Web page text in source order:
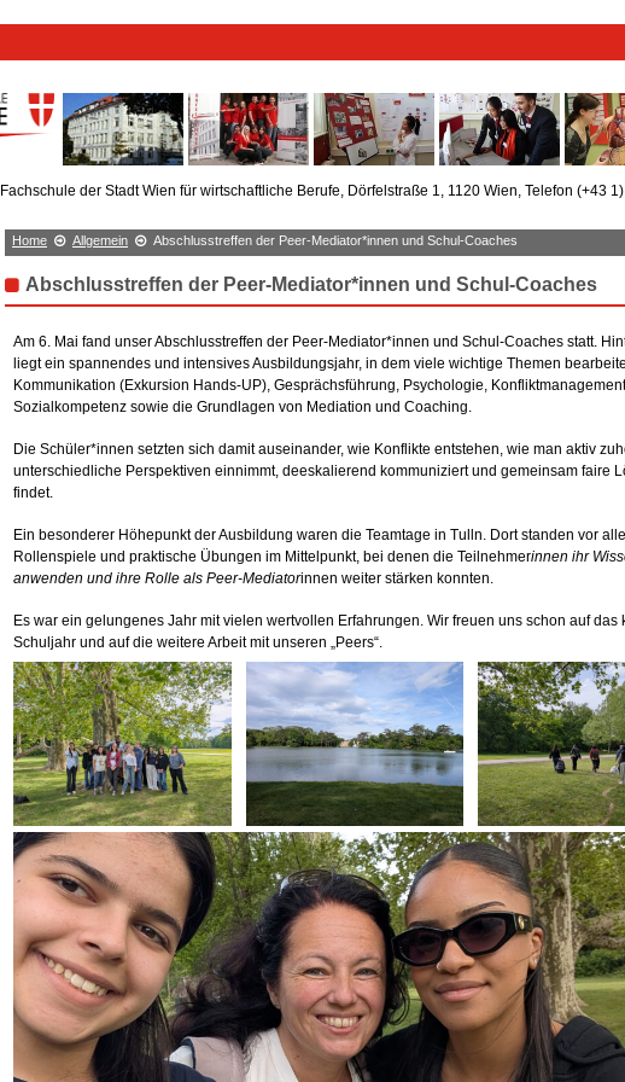
Fachschule der Stadt Wien für wirtschaftliche Berufe, Dörfelstraße 1, 1120 Wien, Telefon (+43
Home Allgemein Abschlusstreffen der Peer-Mediator*innen und Schul-Coaches
Abschlusstreffen der Peer-Mediator*innen und Schul-Coaches
Am 6. Mai fand unser Abschlusstreffen der Peer-Mediator*innen und Schul-Coaches statt.
liegt ein spannendes und intensives Ausbildungsjahr, in dem viele wichtige Themen
Kommunikation (Exkursion Hands-UP), Gesprächsführung, Psychologie,
Sozialkompetenz sowie die Grundlagen von Mediation und Coaching.
Die Schüler*innen setzten sich damit auseinander, wie Konflikte entstehen, wie man aktiv
unterschiedliche Perspektiven einnimmt, deeskalierend kommuniziert und gemeinsam faire
findet.
Ein besonderer Höhepunkt der Ausbildung waren die Teamtage in Tulln. Dort standen vor
Rollenspiele und praktische Übungen im Mittelpunkt, bei denen die Teilnehmerinnen ihr
anwenden und ihre Rolle als Peer-Mediatorinnen weiter stärken konnten.
Es war ein gelungenes Jahr mit vielen wertvollen Erfahrungen. Wir freuen uns schon auf das
Schuljahr und auf die weitere Arbeit mit unseren „Peers“.